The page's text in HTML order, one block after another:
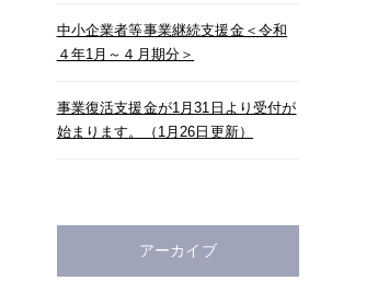
中小企業者等事業継続支援金＜令和
４年1月～４月期分＞
事業復活支援金が1月31日より受付が
始まります。（1月26日更新）
アーカイブ